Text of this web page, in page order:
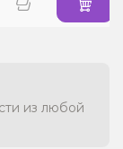
из любой